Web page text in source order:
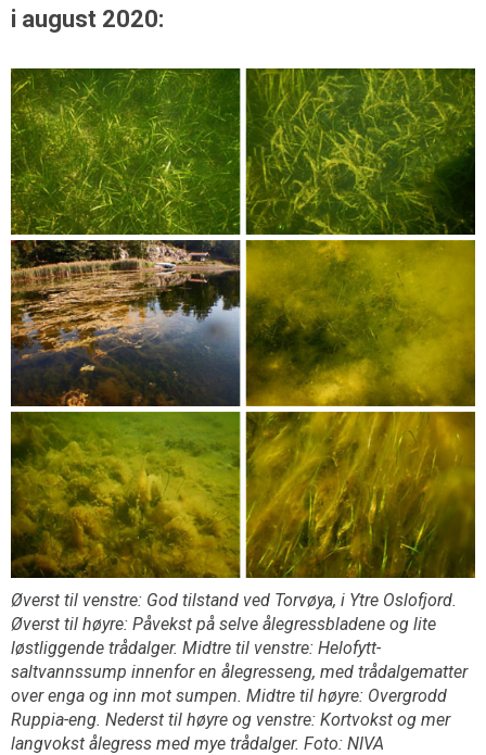
i august 2020:
Øverst til venstre: God tilstand ved Torvøya, i Ytre Oslofjord.
Øverst til høyre: Påvekst på selve ålegressbladene og lite
løstliggende trådalger. Midtre til venstre: Helofytt-
saltvannssump innenfor en ålegresseng, med trådalgematter
over enga og inn mot sumpen. Midtre til høyre: Overgrodd
Ruppia-eng. Nederst til høyre og venstre: Kortvokst og mer
langvokst ålegress med mye trådalger. Foto: NIVA